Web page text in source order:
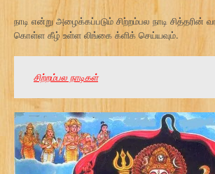
நாடி என்று அழைக்கப்படும் சிற்றம்பல நாடி சித்தரின்
கொள்ள கீழ் உள்ள லிங்கை க்ளிக் செய்யவும்.